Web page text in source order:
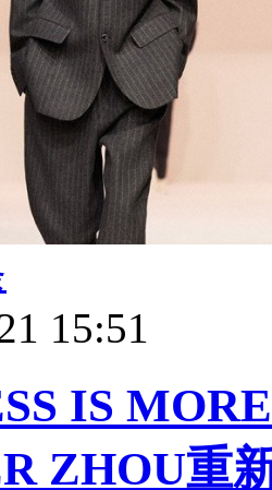
15:51
IS
ZHOU重